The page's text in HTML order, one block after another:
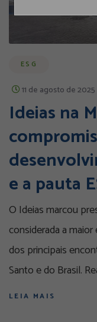
ESG
11 de agosto de 2025
Ideias na
e a pauta
O Ideias marcou
considerada a
dos principais
Santo e do Brasil.
LEIA MAIS